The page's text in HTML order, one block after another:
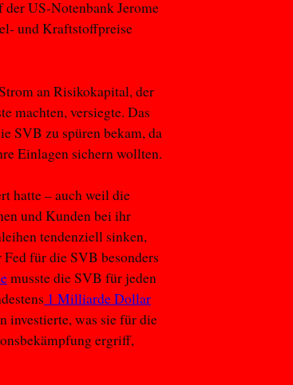
US-Notenbank Jerome
und Kraftstoffpreise
an Risikokapital, der
machten, versiegte. Das
SVB zu spüren bekam, da
Einlagen sichern wollten.
hatte – auch weil die
und Kunden bei ihr
tendenziell sinken,
für die SVB besonders
musste die SVB für jeden
1 Milliarde Dollar
investierte, was sie für die
ergriff,